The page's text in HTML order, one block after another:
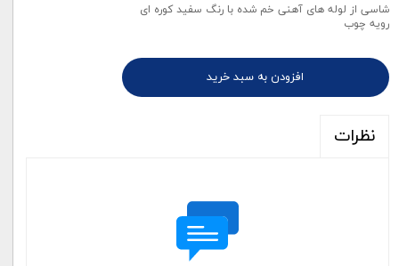
شاسی از لوله های آهنی خم شده با رنگ سفید کوره ای
رویه چوب
افزودن به سبد خرید
نظرات